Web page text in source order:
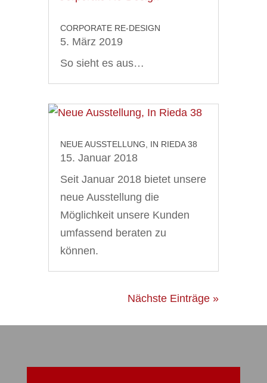
CORPORATE RE-DESIGN
5. März 2019
So sieht es aus…
NEUE AUSSTELLUNG, IN RIEDA 38
15. Januar 2018
Seit Januar 2018 bietet unsere
neue Ausstellung die
Möglichkeit unsere Kunden
umfassend beraten zu
können.
Nächste Einträge »